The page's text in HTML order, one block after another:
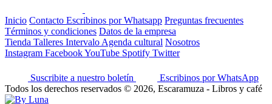
Inicio Contacto Escribinos por Whatsapp Preguntas frecuentes
Términos y condiciones Datos de la empresa
Tienda Talleres Intervalo Agenda cultural Nosotros
Instagram FacebookYouTube Spotify Twitter
Suscribite a nuestro boletín
Escribinos por WhatsApp
Todos los derechos reservados © 2026, Escaramuza - Libros y café